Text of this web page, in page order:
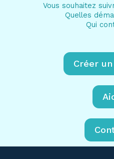
Vous souhaitez
Quelles
Qui
Créer